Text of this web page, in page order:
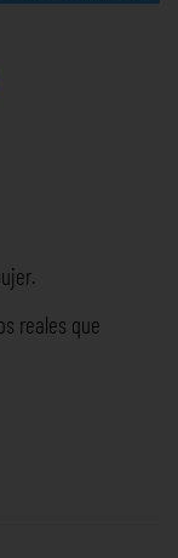
reales que